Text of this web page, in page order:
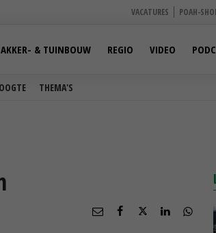
VACATURES POAH-
THEMA'S
AKKER- & TUINBOUW REGIO VIDEO